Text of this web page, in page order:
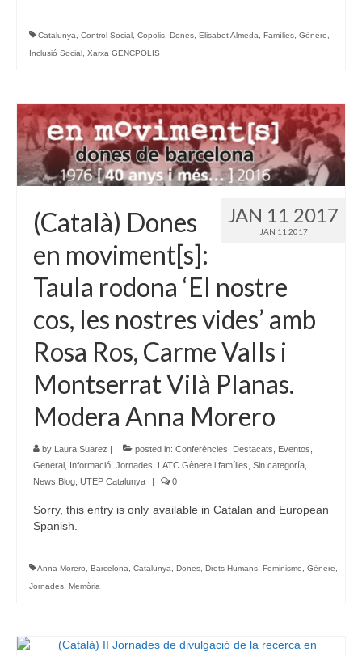
Catalunya Control Social Copolis Dones Elisabet Almeda Famílies Gènere
Inclusió Social Xarxa GENCPOLIS
JAN 11 2017
JAN 11 2017
(Català) Dones
en moviment[s]:
Taula rodona ‘El nostre
cos, les nostres vides’ amb
Rosa Ros, Carme Valls i
Montserrat Vilà Planas.
Modera Anna Morero
by Laura Suarez | posted in: Conferències Destacats Eventos
General Informació Jornades LATC Gènere i famílies Sin categoría
News Blog UTEP Catalunya | 0
Sorry, this entry is only available in Catalan and European
Spanish.
Anna Morero Barcelona Catalunya Dones Drets Humans Feminisme Gènere
Jornades Memòria